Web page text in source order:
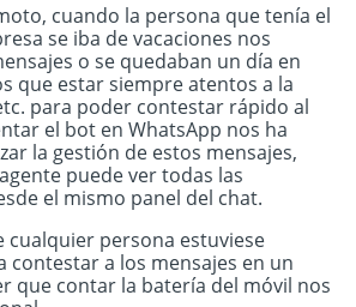
cuando la persona que tenía el
se iba de vacaciones nos
o se quedaban un día en
que estar siempre atentos a la
para poder contestar rápido al
el bot en WhatsApp nos ha
la gestión de estos mensajes,
puede ver todas las
el mismo panel del chat.
cualquier persona estuviese
contestar a los mensajes en un
que contar la batería del móvil nos